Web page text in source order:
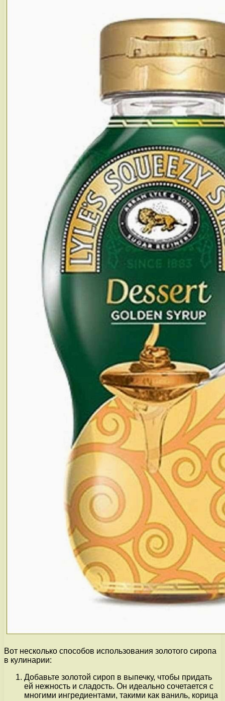
Вот несколько способов использования золотого сиропа
в кулинарии:
Добавьте золотой сироп в выпечку, чтобы придать
ей нежность и сладость. Он идеально сочетается с
многими ингредиентами, такими как ваниль, корица